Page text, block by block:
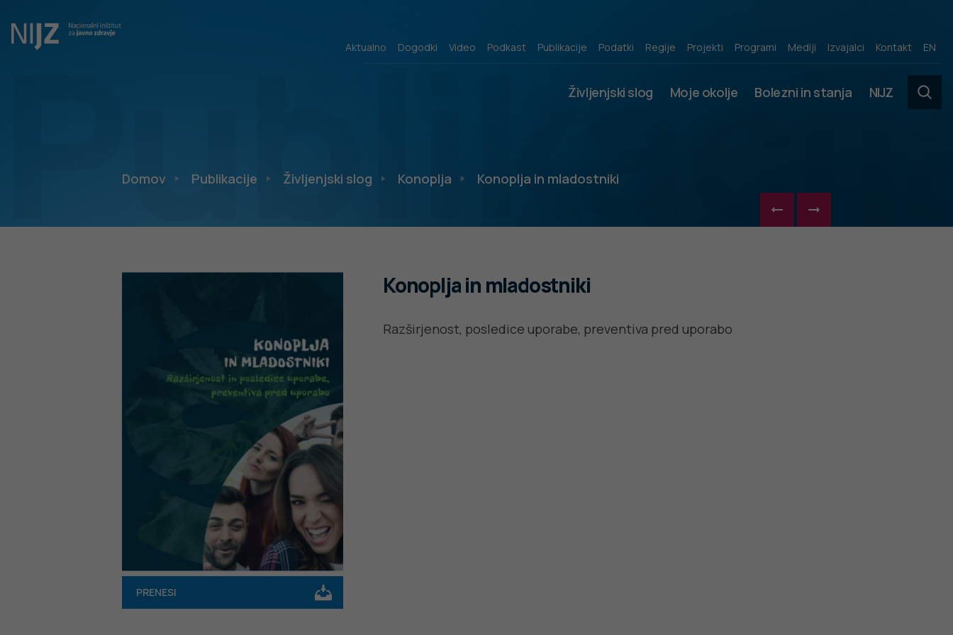
Aktualno Dogodki Video Podkast Publikacije Podatki Regije Projekti Programi Mediji Izvajalci Kontakt EN
Življenjski slog Moje okolje Bolezni in stanja NIJZ
Domov Publikacije Življenjski slog Konoplja Konoplja in mladostniki
PRENESI
Konoplja in mladostniki
Razširjenost, posledice uporabe, preventiva pred uporabo